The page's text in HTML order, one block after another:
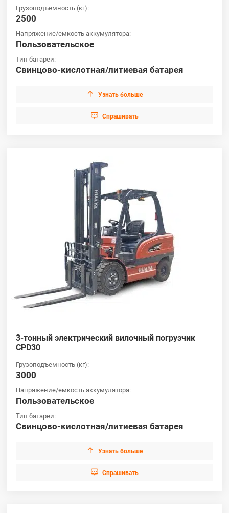
Грузоподъемность (кг):
2500
Напряжение/емкость аккумулятора:
Пользовательское
Тип батареи:
Свинцово-кислотная/литиевая батарея
 Узнать больше
 Cпрашивать
3-тонный электрический вилочный погрузчик
CPD30
Грузоподъемность (кг):
3000
Напряжение/емкость аккумулятора:
Пользовательское
Тип батареи:
Свинцово-кислотная/литиевая батарея
 Узнать больше
 Cпрашивать